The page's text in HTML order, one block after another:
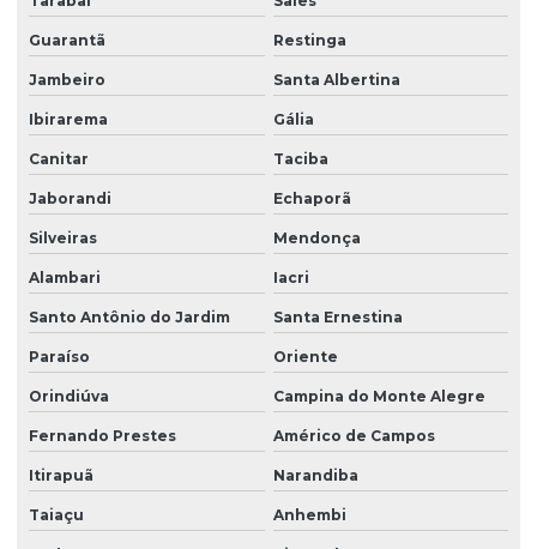
Guarantã Restinga
Jambeiro Santa Albertina
Ibirarema Gália
Canitar Taciba
Jaborandi Echaporã
Silveiras Mendonça
Alambari Iacri
Santo Antônio do Jardim Santa Ernestina
Paraíso Oriente
Orindiúva Campina do Monte Alegre
Fernando Prestes Américo de Campos
Itirapuã Narandiba
Taiaçu Anhembi